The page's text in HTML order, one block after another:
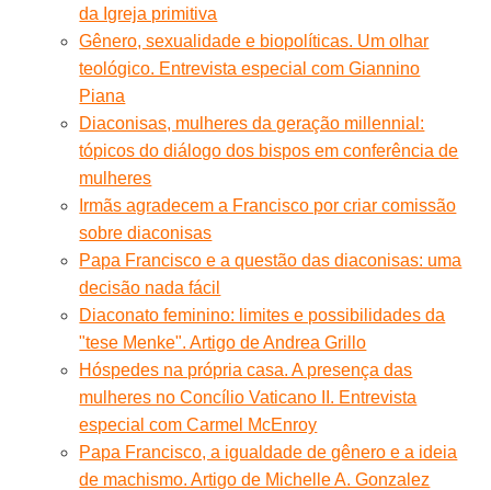
da Igreja primitiva
Gênero, sexualidade e biopolíticas. Um olhar
teológico. Entrevista especial com Giannino
Piana
Diaconisas, mulheres da geração millennial:
tópicos do diálogo dos bispos em conferência de
mulheres
Irmãs agradecem a Francisco por criar comissão
sobre diaconisas
Papa Francisco e a questão das diaconisas: uma
decisão nada fácil
Diaconato feminino: limites e possibilidades da
"tese Menke". Artigo de Andrea Grillo
Hóspedes na própria casa. A presença das
mulheres no Concílio Vaticano II. Entrevista
especial com Carmel McEnroy
Papa Francisco, a igualdade de gênero e a ideia
de machismo. Artigo de Michelle A. Gonzalez